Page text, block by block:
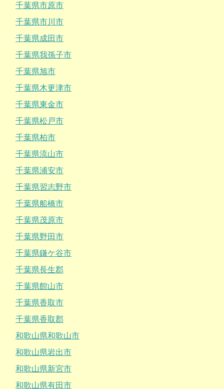
千葉県市原市
千葉県市川市
千葉県成田市
千葉県我孫子市
千葉県旭市
千葉県木更津市
千葉県東金市
千葉県松戸市
千葉県柏市
千葉県流山市
千葉県浦安市
千葉県習志野市
千葉県船橋市
千葉県茂原市
千葉県野田市
千葉県鎌ケ谷市
千葉県長生郡
千葉県館山市
千葉県香取市
千葉県香取郡
和歌山県和歌山市
和歌山県岩出市
和歌山県新宮市
和歌山県有田市